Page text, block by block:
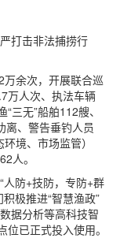
打击非法捕捞行
余次，开展联合巡
万人次、执法车辆
三无”船舶112艘、
离、警告垂钓人员
境、市场监管）
人。
防+技防，专防+群
极推进“智慧渔政”
据分析等高科技智
已正式投入使用。